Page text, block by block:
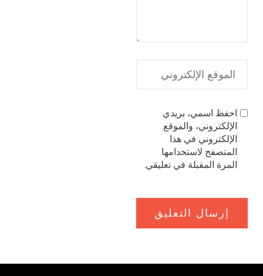
احفظ اسمي، بريدي
الإلكتروني، والموقع
الإلكتروني في هذا
المتصفح لاستخدامها
المرة المقبلة في تعليقي.